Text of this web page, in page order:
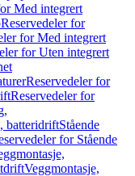
Med integrert
Reservedeler for
for Med integrert
for Uten integrert
Reservedeler for
Reservedeler for
batteridriftStående
for Stående
Veggmontasje,